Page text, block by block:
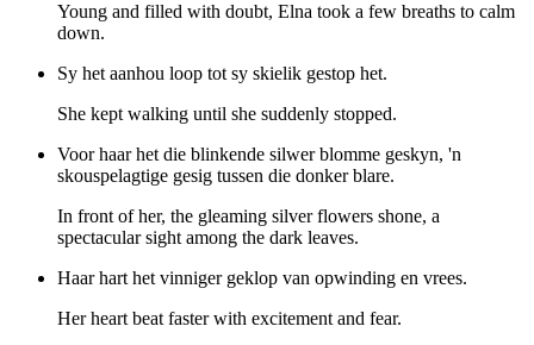
Young and filled with doubt, Elna took a few breaths to calm
down.
Sy het aanhou loop tot sy skielik gestop het.
She kept walking until she suddenly stopped.
Voor haar het die blinkende silwer blomme geskyn, 'n
skouspelagtige gesig tussen die donker blare.
In front of her, the gleaming silver flowers shone, a
spectacular sight among the dark leaves.
Haar hart het vinniger geklop van opwinding en vrees.
Her heart beat faster with excitement and fear.